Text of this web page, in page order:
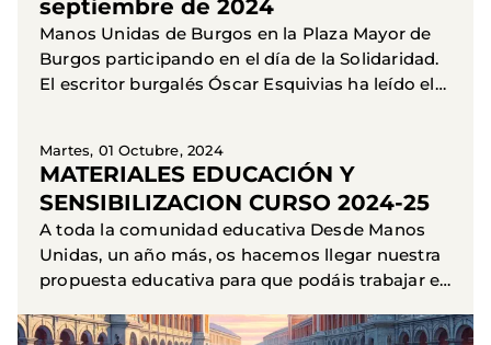
septiembre de 2024
Manos Unidas de Burgos en la Plaza Mayor de
Burgos participando en el día de la Solidaridad.
El escritor burgalés Óscar Esquivias ha leído el
Martes, 01 Octubre, 2024
MATERIALES EDUCACIÓN Y
SENSIBILIZACION CURSO 2024-25
A toda la comunidad educativa Desde Manos
Unidas, un año más, os hacemos llegar nuestra
propuesta educativa para que podáis trabajar en
próximos años, en...